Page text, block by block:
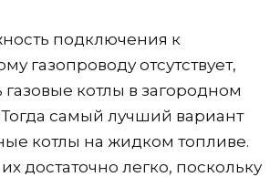
подключения к
газопроводу отсутствует,
газовые котлы в загородном
самый лучший вариант
котлы на жидком топливе.
достаточно легко, поскольку